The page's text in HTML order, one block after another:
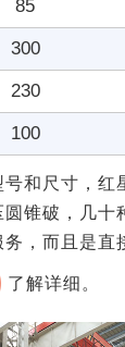
85
300
230
100
和尺寸，红
锥破，几十
，而且是直
了解详细。